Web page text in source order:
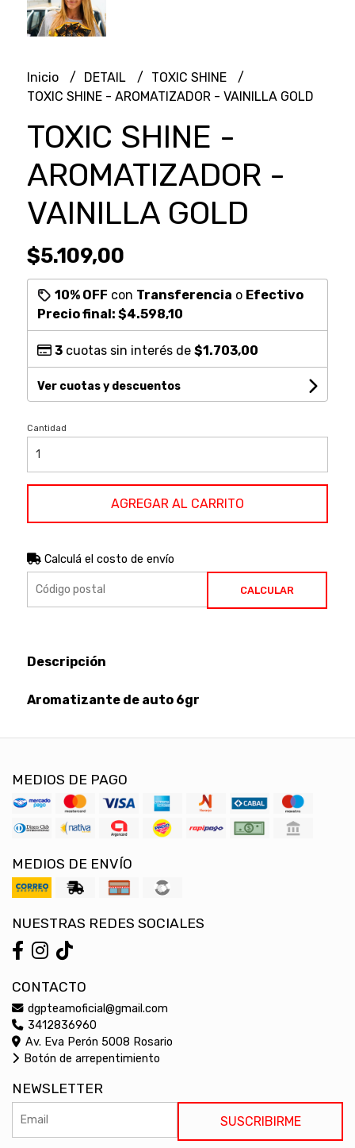
Inicio DETAIL
TOXIC SHINE
TOXIC SHINE - AROMATIZADOR - VAINILLA GOLD
TOXIC SHINE -
AROMATIZADOR -
VAINILLA GOLD
$5.109,00
10% OFF con Transferencia o Efectivo
Precio final: $4.598,10
3cuotas sin interés de $1.703,00
Ver cuotas y descuentos
Cantidad
AGREGAR AL CARRITO
Calculá el costo de envío
CALCULAR
Descripción
Aromatizante de auto 6gr
MEDIOS DE PAGO
MEDIOS DE ENVÍO
NUESTRAS REDES SOCIALES
CONTACTO
dgpteamoficial@gmail.com
3412836960
Av. Eva Perón 5008 Rosario
Botón de arrepentimiento
NEWSLETTER
SUSCRIBIRME